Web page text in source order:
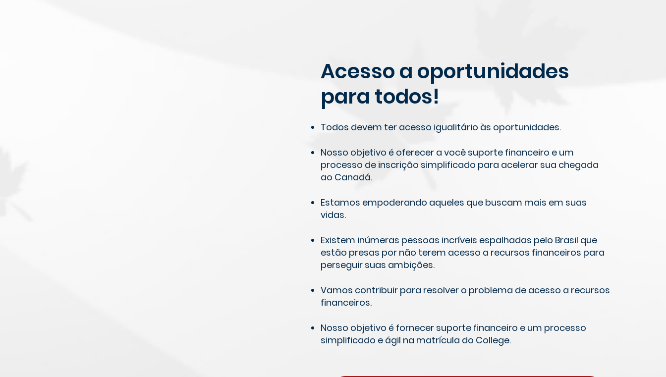
Acesso a oportunidades
para todos!
Todos devem ter acesso igualitário às oportunidades.
Nosso objetivo é oferecer a você suporte financeiro e um
processo de inscrição simplificado para acelerar sua chegada
ao Canadá.
Estamos empoderando aqueles que buscam mais em suas
vidas.
Existem inúmeras pessoas incríveis espalhadas pelo Brasil que
estão presas por não terem acesso a recursos financeiros para
perseguir suas ambições.
Vamos contribuir para resolver o problema de acesso a recursos
financeiros.
Nosso objetivo é fornecer suporte financeiro e um processo
simplificado e ágil na matrícula do College.